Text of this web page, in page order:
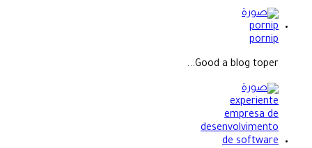
pornip
Good a blog toper...